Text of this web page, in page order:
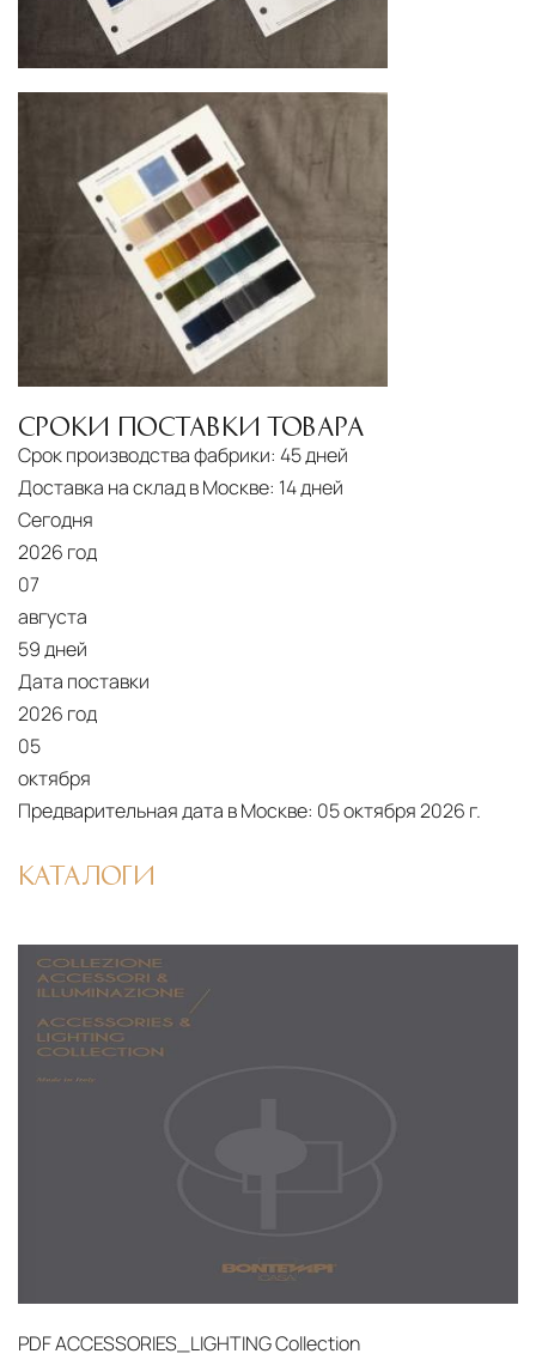
СРОКИ ПОСТАВКИ ТОВАРА
Срок производства фабрики: 45 дней
Доставка на склад в Москве: 14 дней
Сегодня
2026 год
07
августа
59 дней
Дата поставки
2026 год
05
октября
Предварительная дата в Москве: 05 октября 2026 г.
КАТАЛОГИ
PDFACCESSORIES_LIGHTING Collection